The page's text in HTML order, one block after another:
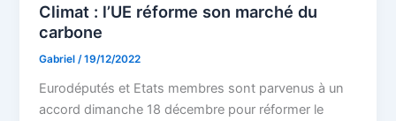
Climat : l’UE réforme son marché du
carbone
Gabriel /19/12/2022
Eurodéputés et Etats membres sont parvenus à un
accord dimanche 18 décembre pour réformer le